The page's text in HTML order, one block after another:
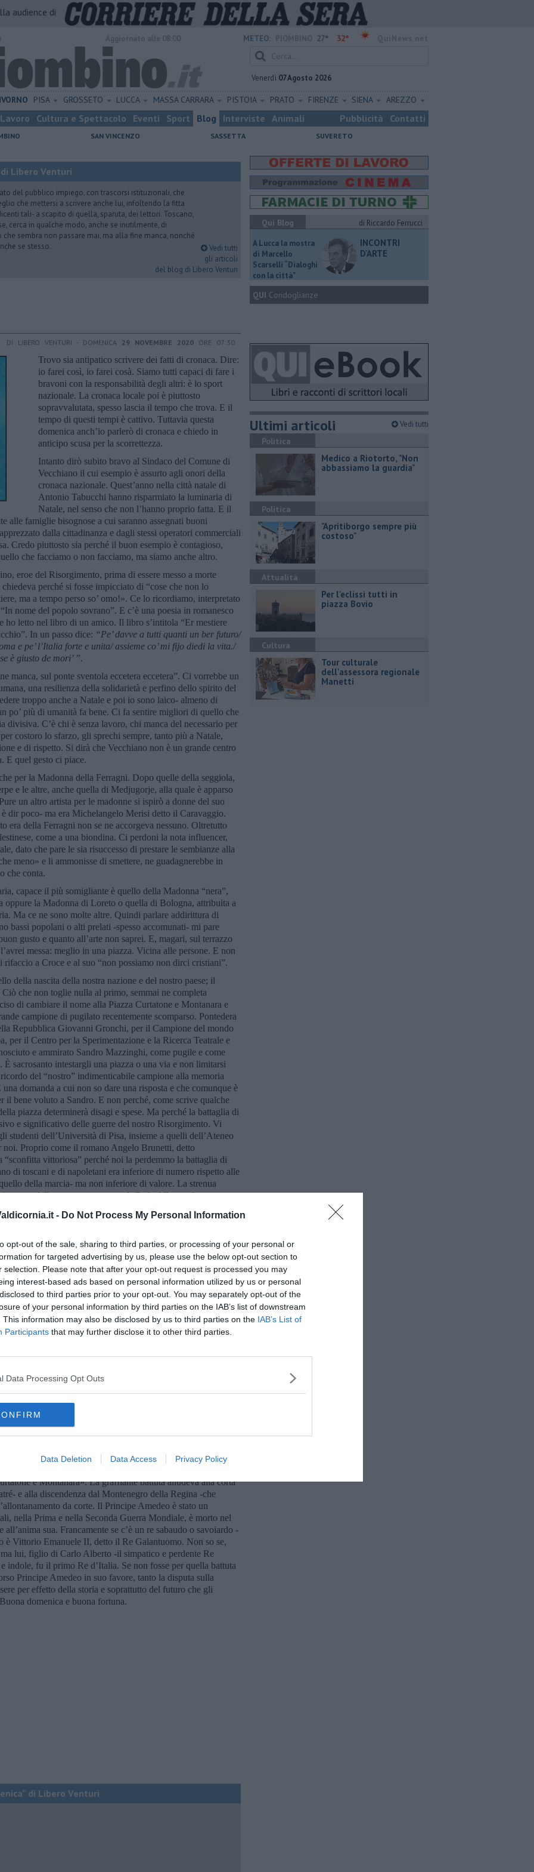
- Do Not Process My Personal Information
opt-out of the sale, sharing to third parties, or processing of your personal or
for targeted advertising by us, please use the below opt-out section to
selection. Please note that after your opt-out request is processed you may
interest-based ads based on personal information utilized by us or personal
to third parties prior to your opt-out. You may separately opt-out of the
of your personal information by third parties on the IAB’s list of downstream
This information may also be disclosed by us to third parties on the IAB’s List of
Participants that may further disclose it to other third parties.
Data Processing Opt Outs
Data Deletion Data Access Privacy Policy
audience di
METEO: 27° 32°
Venerdì 07 Agosto 2026
PISA GROSSETO LUCCA MASSA CARRARA PISTOIA PRATO FIRENZE SIENA AREZZO
Lavoro Cultura e Spettacolo Eventi Sport Blog Interviste Animali Pubblicità Contatti
SAN VINCENZO SASSETTA SUVERETO
di Libero Venturi
del pubblico impiego, con trascorsi istituzionali, che
che mettersi a scrivere anche lui, infoltendo la fitta
tali- a scapito di quella, sparuta, dei lettori. Toscano,
cerca in qualche modo, anche se inutilmente, di
sembra non passare mai, ma alla fine manca, nonché
se stesso.
Vedi tutti
gli articoli
del blog di Libero Venturi
DI LIBERO VENTURI - DOMENICA 29 NOVEMBRE 2020 ORE 07:30
Trovo sia antipatico scrivere dei fatti di cronaca. Dire:
io farei così, io farei cosà. Siamo tutti capaci di fare i
bravoni con la responsabilità degli altri: è lo sport
nazionale. La cronaca locale poi è piuttosto
sopravvalutata, spesso lascia il tempo che trova. E il
tempo di questi tempi è cattivo. Tuttavia questa
domenica anch’io parlerò di cronaca e chiedo in
anticipo scusa per la scorrettezza.
Intanto dirò subito bravo al Sindaco del Comune di
Vecchiano il cui esempio è assurto agli onori della
cronaca nazionale. Quest’anno nella città natale di
Antonio Tabucchi hanno risparmiato la luminaria di
Natale, nel senso che non l’hanno proprio fatta. E il
alle famiglie bisognose a cui saranno assegnati buoni
dalla cittadinanza e dagli stessi operatori commerciali
Credo piuttosto sia perché il buon esempio è contagioso,
che facciamo o non facciamo, ma siamo anche altro.
eroe del Risorgimento, prima di essere messo a morte
perché si fosse impicciato di “cose che non lo
ma a tempo perso so’ omo!». Ce lo ricordiamo, interpretato
nome del popolo sovrano”. E c’è una poesia in romanesco
letto nel libro di un amico. Il libro s’intitola “Er mestiere
In un passo dice: “Pe’davve a tutti quanti un ber futuro/
e pe’l’Italia forte e unita/ assieme co’mi fijo diedi la vita./
è giusto de mori’ ”.
sul ponte sventola eccetera eccetera”. Ci vorrebbe un
una resilienza della solidarietà e perfino dello spirito del
troppo anche a Natale e poi io sono laico- almeno di
po’ più di umanità fa bene. Ci fa sentire migliori di quello che
divisiva. C’è chi è senza lavoro, chi manca del necessario per
costoro lo sfarzo, gli sprechi sempre, tanto più a Natale,
e di rispetto. Si dirà che Vecchiano non è un grande centro
E quel gesto ci piace.
per la Madonna della Ferragni. Dopo quelle della seggiola,
e le altre, anche quella di Medjugorje, alla quale è apparso
un altro artista per le madonne si ispirò a donne del suo
dir poco- ma era Michelangelo Merisi detto il Caravaggio.
era della Ferragni non se ne accorgeva nessuno. Oltretutto
come a una biondina. Ci perdoni la nota influencer,
dato che pare le sia risuccesso di prestare le sembianze alla
meno» e li ammonisse di smettere, ne guadagnerebbe in
che conta.
capace il più somigliante è quello della Madonna “nera”,
oppure la Madonna di Loreto o quella di Bologna, attribuita a
Ma ce ne sono molte altre. Quindi parlare addirittura di
bassi popolani o alti prelati -spesso accomunati- mi pare
gusto e quanto all’arte non saprei. E, magari, sul terrazzo
messa: meglio in una piazza. Vicina alle persone. E non
a Croce e al suo “non possiamo non dirci cristiani”.
della nascita della nostra nazione e del nostro paese; il
Ciò che non toglie nulla al primo, semmai ne completa
di cambiare il nome alla Piazza Curtatone e Montanara e
campione di pugilato recentemente scomparso. Pontedera
Repubblica Giovanni Gronchi, per il Campione del mondo
per il Centro per la Sperimentazione e la Ricerca Teatrale e
e ammirato Sandro Mazzinghi, come pugile e come
sacrosanto intestargli una piazza o una via e non limitarsi
del “nostro” indimenticabile campione alla memoria
domanda a cui non so dare una risposta e che comunque è
il bene voluto a Sandro. E non perché, come scrive qualche
piazza determinerà disagi e spese. Ma perché la battaglia di
e significativo delle guerre del nostro Risorgimento. Vi
studenti dell’Università di Pisa, insieme a quelli dell’Ateneo
Proprio come il romano Angelo Brunetti, detto
vittoriosa” perché noi la perdemmo la battaglia di
di toscani e di napoletani era inferiore di numero rispetto alle
della marcia- ma non inferiore di valore. La strenua
delle truppe piemontesi di Carlo Alberto che poterono
battere nella successiva battaglia di Goito le truppe
Prima Guerra d’Indipendenza e nasceva l’Italia.
di quella piazza? Non lo so. Forse si poteva pensare a Piazza
alla Prima Guerra Mondiale e, purtroppo, anche
tutto rispetto per quelle terre allora irredente, costate il
stato preferibile. In fondo ora la piazza porta il nome di una
stato anche un valido motivo per la nuova intestazione: in
Guido e Sandro Mazzinghi mossero i primi passi. Ora la
essere spostato anche il monumento dedicato a
La piazza sarebbe divenuta Piazza Mazzinghi,
di natura “storica” e penso che anche il quartiere di Fuori
sua famiglia, sarebbe stato contento. Con i “se” e con i “ma”
non c’è succhio a farla. E c’è anche meno partecipazione. In
per quella via recuperandone per intero la memoria.
la strada principale dì Pontedera, Via Vittorio Emanuele,
Dei Savoia ci rimane il ricordo in una sua traversa: Corso
all’impronta, chi era costui. Io non lo sapevo e ho appreso da
nato nel 1898, è stato Viceré d’Etiopia e suo nonno era
un ramo di casa Savoia che ha ingaggiato una disputa
del real casato. Il nostro Amedeo era un Principe
del Re Vittorio Emanuele III e della consorte, la
e Montanara». La graffiante battuta alludeva alla corta
e alla discendenza dal Montenegro della Regina -che
da corte. Il Principe Amedeo è stato un
nella Prima e nella Seconda Guerra Mondiale, è morto nel
sua. Francamente se c’è un re sabaudo o savoiardo -
è Vittorio Emanuele II, detto il Re Galantuomo. Non so se,
lui, figlio di Carlo Alberto -il simpatico e perdente Re
indole, fu il primo Re d’Italia. Se non fosse per quella battuta
Principe Amedeo in suo favore, tanto la disputa sulla
per effetto della storia e soprattutto del futuro che gli
domenica e buona fortuna.
di Libero Venturi
Qui Blog
di Riccardo Ferrucci
A Lucca la mostra
di Marcello
Scarselli “Dialoghi
con la città"
INCONTRI
D'ARTE
QUI Condoglianze
Ultimi articoli Vedi tutti
Politica
Medico a Riotorto, "Non
abbassiamo la guardia"
Politica
"Apritiborgo sempre più
costoso"
Attualità
Per l'eclissi tutti in
piazza Bovio
Cultura
Tour culturale
dell'assessora regionale
Manetti